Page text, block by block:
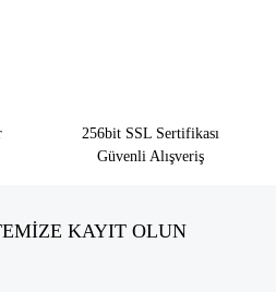
256bit SSL Sertifikası
Güvenli Alışveriş
KAYIT OLUN